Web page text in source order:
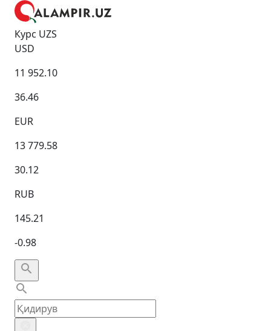
Курс UZS
USD
11 952.10
36.46
EUR
13 779.58
30.12
RUB
145.21
-0.98